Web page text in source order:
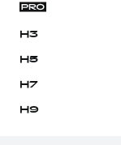
H3
H5
H7
H9